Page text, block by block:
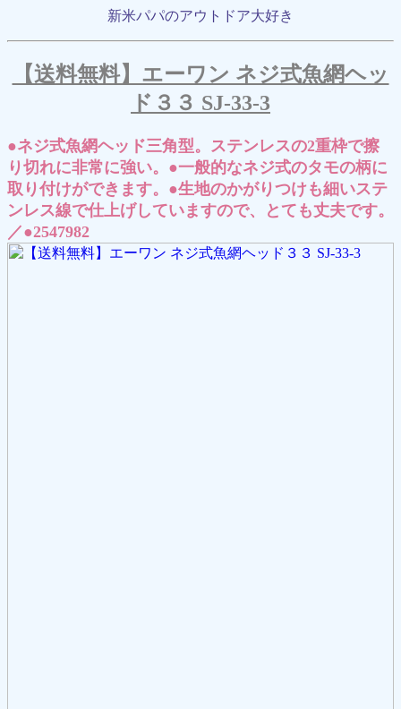
新米パパのアウトドア大好き
【送料無料】エーワン ネジ式魚網ヘッ
ド３３ SJ-33-3
●ネジ式魚網ヘッド三角型。ステンレスの2重枠で擦
り切れに非常に強い。●一般的なネジ式のタモの柄に
取り付けができます。●生地のかがりつけも細いステ
ンレス線で仕上げしていますので、とても丈夫です。
／●2547982